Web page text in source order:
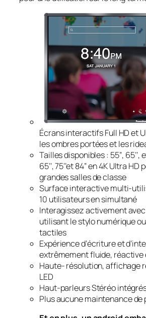
Écrans interactifs Full HD et
les ombres portées et les
Tailles disponibles : 55’’, 65’’,
65’’, 75’’et 84’’ en 4K Ultra
grandes salles de classe
Surface interactive multi-
10 utilisateurs en simultané
Interagissez activement avec
utilisant le stylo numérique
tactiles
Expérience d’écriture et
extrêmement fluide, réactive
Haute- résolution, affichage
LED
Haut-parleurs Stéréo
Plus aucune maintenance